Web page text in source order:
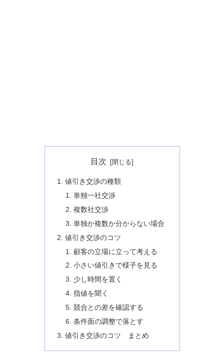
目次
値引き交渉の種類
単独一社交渉
複数社交渉
単独か複数か分からない場合
値引き交渉のコツ
顧客の立場に立って考える
小さい値引きで様子を見る
少し時間を置く
指値を聞く
競合との差を確認する
条件面の調整で落とす
値引き交渉のコツ まとめ